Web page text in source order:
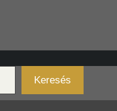
Keresés